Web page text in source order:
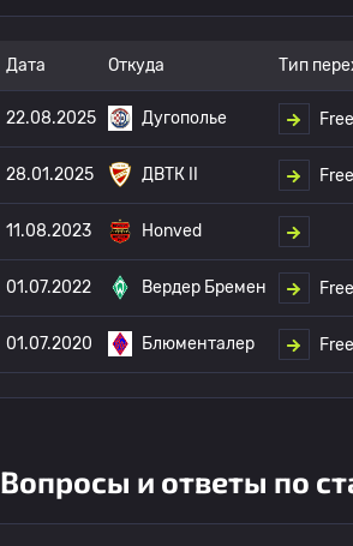
Дата Откуда Тип
22.08.2025 Дугополье
28.01.2025 ДВТК II
11.08.2023 Honved
01.07.2022 Вердер Бремен
01.07.2020 Блюменталер
Вопросы и ответы по